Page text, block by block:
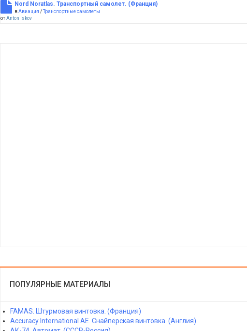
Nord Noratlas. Транспортный самолет. (Франция)
вАвиация /Транспортные самолеты
отAnton Iskov
ПОПУЛЯРНЫЕ МАТЕРИАЛЫ
FAMAS. Штурмовая винтовка. (Франция)
Accuracy International AE. Снайперская винтовка. (Англия)